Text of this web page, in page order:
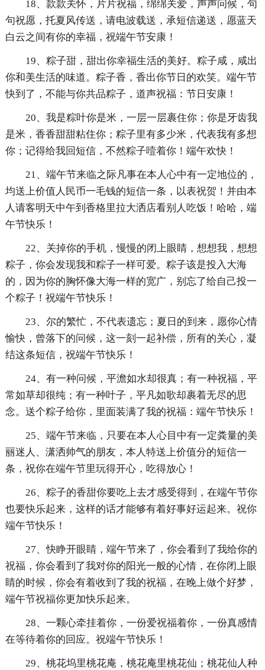
18、款款关怀，片片祝福，绵绵关爱，声声问候，句
句祝愿，托夏风传送，请电波载送，承短信递送，愿蓝天
白云之间有你的幸福，祝端午节安康！
19、粽子甜，甜出你幸福生活的美好。粽子咸，咸出
你和美生活的味道。粽子香，香出你节日的欢笑。端午节
快到了，不能与你共品粽子，道声祝福：节日安康！
20、我是粽叶你是米，一层一层裹住你；你是牙齿我
是米，香香甜甜粘住你；粽子里有多少米，代表我有多想
你；记得给我回短信，不然粽子噎着你！端午欢快！
21、端午节来临之际凡事在本人心中有一定地位的，
均送上价值人民币一毛钱的短信一条，以表祝贺！并由本
人请客明天中午到香格里拉大洒店看别人吃饭！哈哈，端
午节快乐！
22、关掉你的手机，慢慢的闭上眼睛，想想我，想想
粽子，你会发现我和粽子一样可爱。粽子该是投入大海
的，因为你的胸怀像大海一样的宽广，别忘了给自己投一
个粽子！祝端午节快乐！
23、尔的繁忙，不代表遗忘；夏日的到来，愿你心情
愉快，曾落下的问候，这一刻一起补偿，所有的关心，凝
结这条短信，祝端午节快乐！
24、有一种问候，平澹如水却很真；有一种祝福，平
常如草却很纯；有一种叶子，平凡如歌却裹着无尽的思
念。送个粽子给你，里面装满了我的祝福：端午节快乐！
25、端午节来临，只要在本人心目中有一定粪量的美
丽迷人、潇洒帅气的朋友，本人特送上价值分的短信一
条，祝你在端午节里玩得开心，吃得放心！
26、粽子的香甜你要吃上去才感受得到，在端午节你
也要快乐起来，这样的话才能够有着好事好运起来。祝你
端午节快乐！
27、快睁开眼睛，端午节来了，你会看到了我给你的
祝福，你会看到了我对你的阳光一般的心情，在你闭上眼
睛的时候，你会有着收到了我的祝福，在晚上做个好梦，
端午节祝福你更加快乐起来。
28、一颗心牵挂着你，一份爱祝福着你，一份真感情
在等待着你的回应。祝端午节快乐！
29、桃花坞里桃花庵，桃花庵里桃花仙；桃花仙人种